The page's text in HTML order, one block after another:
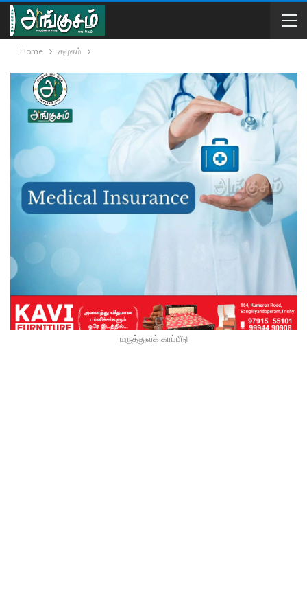
Home சமூகம்
மருத்துவக் காப்பீடு